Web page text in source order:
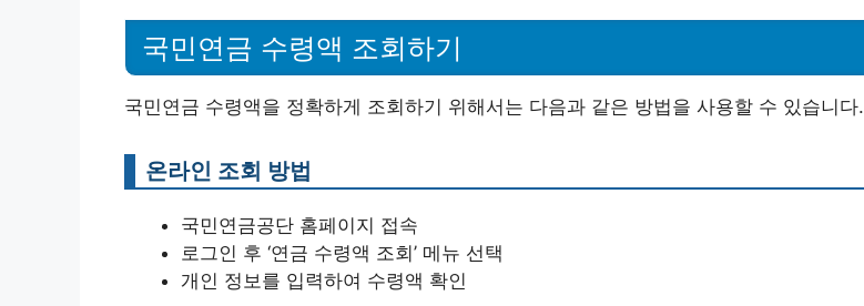
국민연금 수령액 조회하기
국민연금 수령액을 정확하게 조회하기 위해서는 다음과 같은 방법을 사용할 수 있습니다.
온라인 조회 방법
국민연금공단 홈페이지 접속
로그인 후 ‘연금 수령액 조회’ 메뉴 선택
개인 정보를 입력하여 수령액 확인